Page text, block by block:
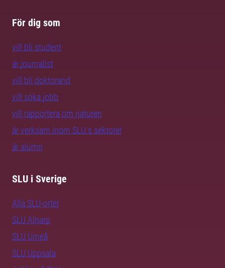
För dig som
vill bli student
är journalist
vill bli doktorand
vill söka jobb
vill rapportera om naturen
är verksam inom SLU:s sektorer
är alumn
SLU i Sverige
Alla SLU-orter
SLU Alnarp
SLU Umeå
SLU Uppsala